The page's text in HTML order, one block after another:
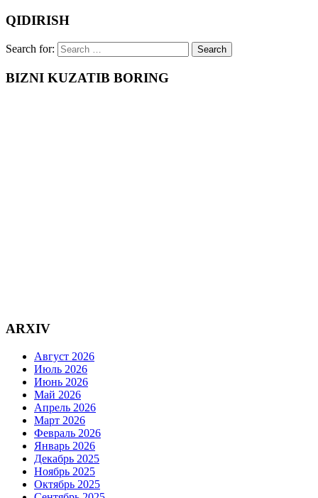
QIDIRISH
Search for:
BIZNI KUZATIB BORING
ARXIV
Август 2026
Июль 2026
Июнь 2026
Май 2026
Апрель 2026
Март 2026
Февраль 2026
Январь 2026
Декабрь 2025
Ноябрь 2025
Октябрь 2025